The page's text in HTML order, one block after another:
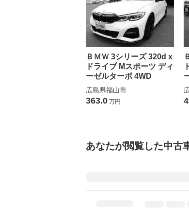
ＢＭＷ 3シリーズ 320d x
ドライブ Mスポーツ ディ
ーゼルターボ 4WD
広島県福山市
363.0 万円
あなたが閲覧した中古